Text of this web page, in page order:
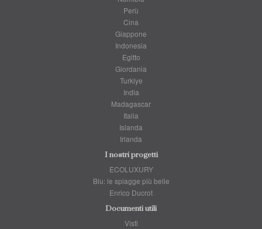
Perù
Cina
Giappone
Indonesia
Egitto
Giordania
Turkiye
India
Madagascar
Italia
Islanda
Irlanda
I nostri progetti
ECOLUXURY
Blu: le spiagge più belle
Enrico Ducrot
Documenti utili
Visti